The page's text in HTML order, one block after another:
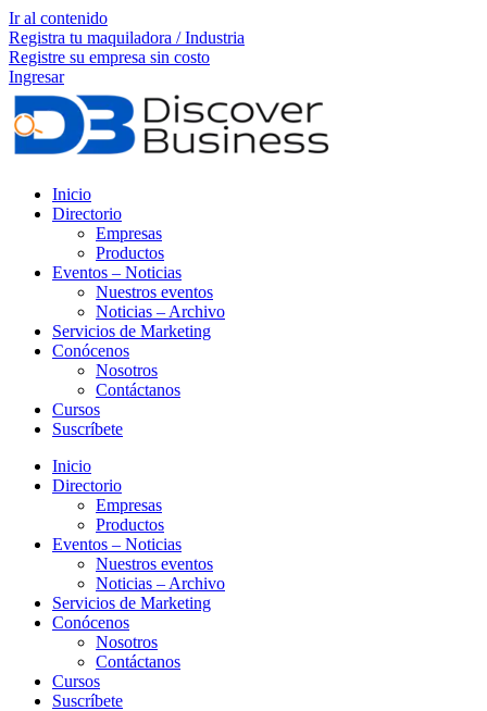
Ir al contenido
Registra tu maquiladora / Industria
Registre su empresa sin costo
Ingresar
Inicio
Directorio
Empresas
Productos
Eventos – Noticias
Nuestros eventos
Noticias – Archivo
Servicios de Marketing
Conócenos
Nosotros
Contáctanos
Cursos
Suscríbete
Inicio
Directorio
Empresas
Productos
Eventos – Noticias
Nuestros eventos
Noticias – Archivo
Servicios de Marketing
Conócenos
Nosotros
Contáctanos
Cursos
Suscríbete